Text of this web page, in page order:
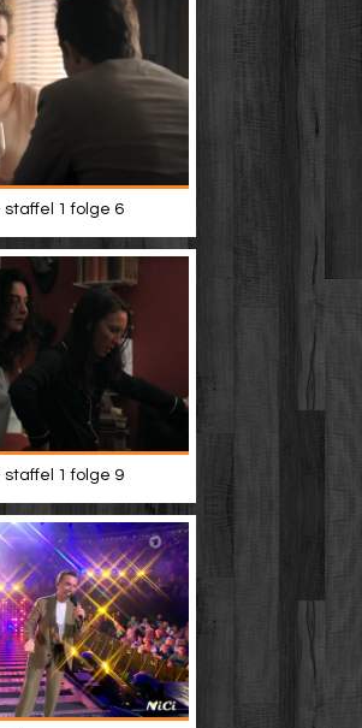
staffel 1 folge 6
staffel 1 folge 9